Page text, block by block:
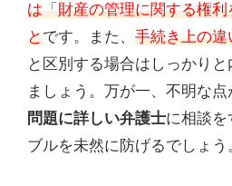
は「財産の管理に関する権
とです。また、 手続き上の違
と区別する場合はしっかり
ましょう。万が一、不明な点
問題に詳しい弁護士に相談を
ブルを未然に防げるでしょう